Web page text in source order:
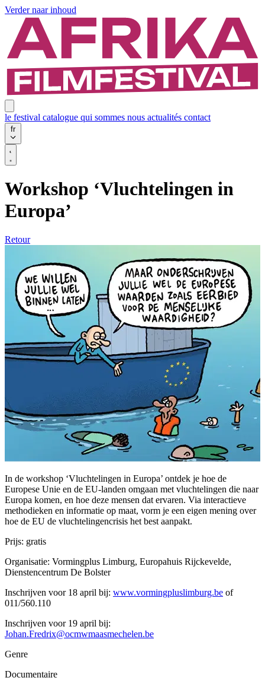
Verder naar inhoud
le festival catalogue qui sommes nous actualités contact
fr
Workshop ‘Vluchtelingen in
Europa’
Retour
In de workshop ‘Vluchtelingen in Europa’ ontdek je hoe de
Europese Unie en de EU-landen omgaan met vluchtelingen die naar
Europa komen, en hoe deze mensen dat ervaren. Via interactieve
methodieken en informatie op maat, vorm je een eigen mening over
hoe de EU de vluchtelingencrisis het best aanpakt.
Prijs: gratis
Organisatie: Vormingplus Limburg, Europahuis Rijckevelde,
Dienstencentrum De Bolster
Inschrijven voor 18 april bij: www.vormingpluslimburg.be of
011/560.110
Inschrijven voor 19 april bij:
Johan.Fredrix@ocmwmaasmechelen.be
Genre
Documentaire